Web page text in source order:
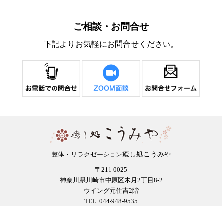
ご相談・お問合せ
下記よりお気軽にお問合せください。
整体・リラクゼーション癒し処こうみや
〒211-0025
神奈川県川崎市中原区木月2丁目8-2
ウイング元住吉2階
TEL. 044-948-9535